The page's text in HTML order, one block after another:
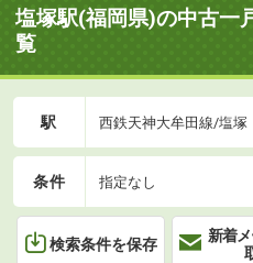
塩塚駅(福岡県)の中古一
覧
駅 西鉄天神大牟田線/塩塚
条件 指定なし
検索条件を保存
新着